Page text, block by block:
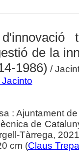
de la
1986) /
: Ajuntament
de
Tàrrega, 2021
cm (Claus